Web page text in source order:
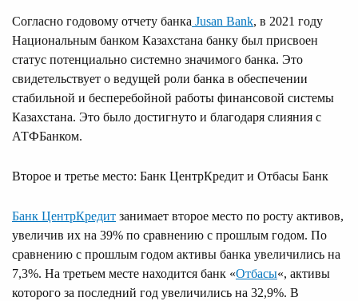
Согласно годовому отчету банка Jusan Bank, в 2021 году
Национальным банком Казахстана банку был присвоен
статус потенциально системно значимого банка. Это
свидетельствует о ведущей роли банка в обеспечении
стабильной и бесперебойной работы финансовой системы
Казахстана. Это было достигнуто и благодаря слияния с
АТФБанком.
Второе и третье место: Банк ЦентрКредит и Отбасы Банк
Банк ЦентрКредит занимает второе место по росту активов,
увеличив их на 39% по сравнению с прошлым годом. По
сравнению с прошлым годом активы банка увеличились на
7,3%. На третьем месте находится банк «Отбасы«, активы
которого за последний год увеличились на 32,9%. В